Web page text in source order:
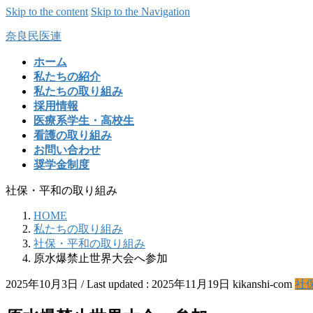
Skip to the content Skip to the Navigation
奈良民医連
ホーム
私たちの紹介
私たちの取り組み
採用情報
医療系学生・高校生
看護の取り組み
お問い合わせ
奨学金制度
社保・平和の取り組み
HOME
私たちの取り組み
社保・平和の取り組み
原水爆禁止世界大会へ参加
2025年10月3日 / Last updated : 2025年11月19日 kikanshi-com 社